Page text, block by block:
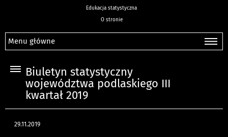
Edukacja statystyczna
O stronie
Menu główne
Biuletyn statystyczny
województwa podlaskiego III
kwartał 2019
29.11.2019